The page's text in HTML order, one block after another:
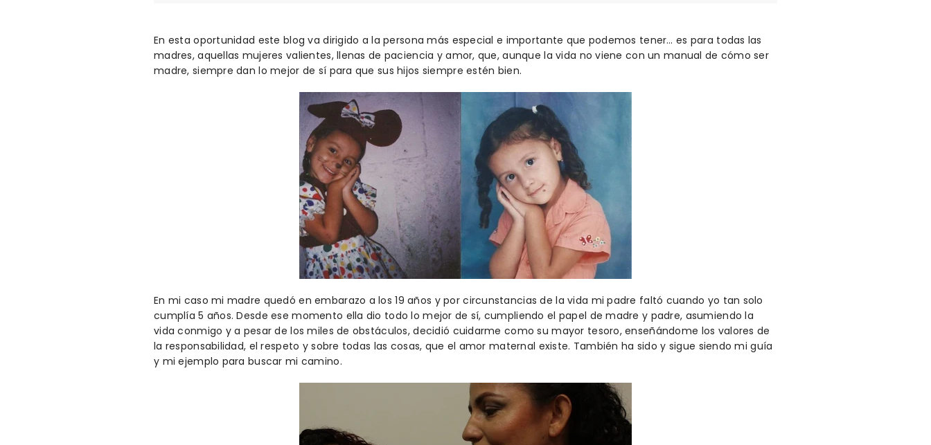
En esta oportunidad este blog va dirigido a la persona más especial e importante que podemos tener… es para todas las
madres, aquellas mujeres valientes, llenas de paciencia y amor, que, aunque la vida no viene con un manual de cómo ser
madre, siempre dan lo mejor de sí para que sus hijos siempre estén bien.
En mi caso mi madre quedó en embarazo a los 19 años y por circunstancias de la vida mi padre faltó cuando yo tan solo
cumplía 5 años. Desde ese momento ella dio todo lo mejor de sí, cumpliendo el papel de madre y padre, asumiendo la
vida conmigo y a pesar de los miles de obstáculos, decidió cuidarme como su mayor tesoro, enseñándome los valores de
la responsabilidad, el respeto y sobre todas las cosas, que el amor maternal existe. También ha sido y sigue siendo mi guía
y mi ejemplo para buscar mi camino.